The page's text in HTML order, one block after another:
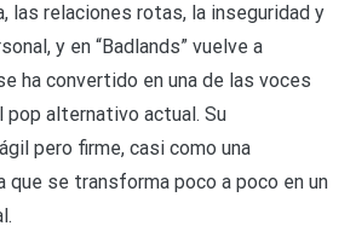
las relaciones rotas, la inseguridad y
y en “Badlands” vuelve a
ha convertido en una de las voces
alternativo actual. Su
pero firme, casi como una
que se transforma poco a poco en un